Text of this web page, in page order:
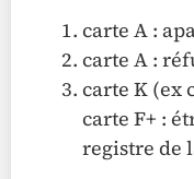
carte A :
carte A :
carte K (ex
carte F+ :
registre de